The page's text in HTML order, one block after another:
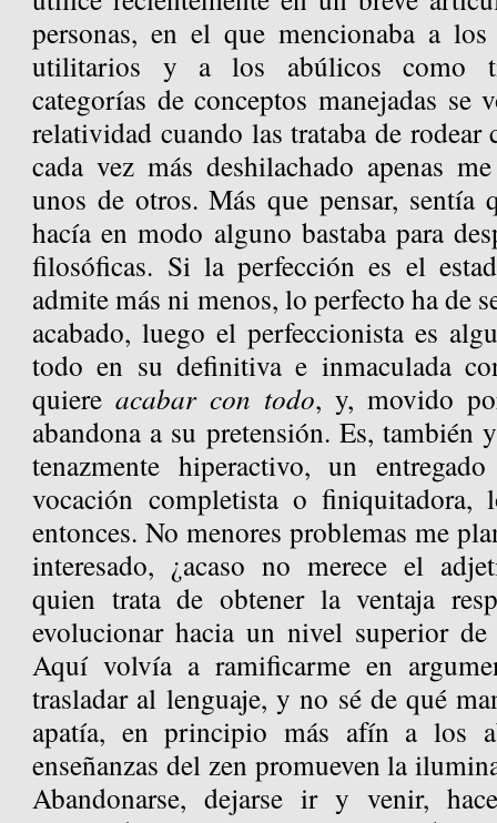
personas, en el que mencionaba a
utilitarios y a los abúlicos como
categorías de conceptos manejadas se
relatividad cuando las trataba de
cada vez más deshilachado apenas
unos de otros. Más que pensar,
hacía en modo alguno bastaba para
filosóficas. Si la perfección es el
admite más ni menos, lo perfecto ha de
acabado, luego el perfeccionista es
todo en su definitiva e inmaculada
quiereacabar con todo, y, movido
abandona a su pretensión. Es, también
tenazmente hiperactivo, un
vocación completista o finiquitadora,
entonces. No menores problemas me
interesado, ¿acaso no merece el
quien trata de obtener la ventaja
evolucionar hacia un nivel superior de
Aquí volvía a ramificarme en
trasladar al lenguaje, y no sé de qué
apatía, en principio más afín a los
enseñanzas del zen promueven la
Abandonarse, dejarse ir y venir,